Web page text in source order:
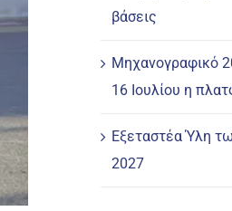
βάσεις
Μηχανογραφικό
16 Ιουλίου η
Εξεταστέα Ύλη
2027